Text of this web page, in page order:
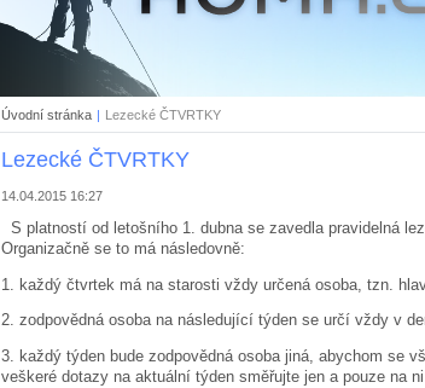
Úvodní stránka | Lezecké ČTVRTKY
Lezecké ČTVRTKY
14.04.2015 16:27
S platností od letošního 1. dubna se zavedla pravidelná
Organizačně se to má následovně:
1. každý čtvrtek má na starosti vždy určená osoba, tzn.
2. zodpovědná osoba na následující týden se určí vždy v
3. každý týden bude zodpovědná osoba jiná, abychom se
veškeré dotazy na aktuální týden směřujte jen a pouze na ni